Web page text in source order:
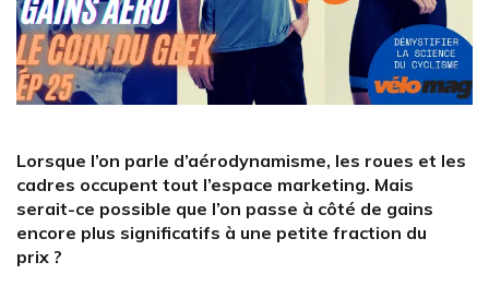
Lorsque l’on parle d’aérodynamisme, les roues et les
cadres occupent tout l’espace marketing. Mais
serait-ce possible que l’on passe à côté de gains
encore plus significatifs à une petite fraction du
prix ?